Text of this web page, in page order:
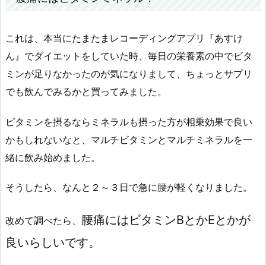
これは、本当にたまたまレコーディングアプリ『あすけ
ん』でダイエットをしていた時、毎日の栄養素の中でビタ
ミンが足りなかったのが気になりまして、ちょっとサプリ
でも飲んでみるかと買ってみました。
ビタミンを摂るならミネラルも摂った方が相乗効果で良い
かもしれないなと、マルチビタミンとマルチミネラルを一
緒に飲み始めました。
そうしたら、なんと２～３日で急に腰が軽くなりました。
改めて調べたら、 腰痛にはビタミンBとかEとかが
良いらしいです。